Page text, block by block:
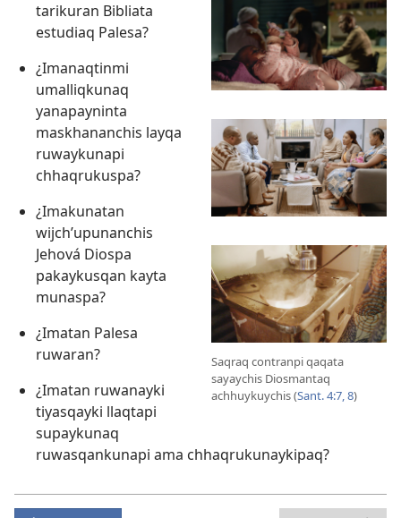
tarikuran Bibliata
estudiaq Palesa?
¿Imanaqtinmi
umalliqkunaq
yanapayninta
maskhananchis layqa
ruwaykunapi
chhaqrukuspa?
Saqraq contranpi qaqata
sayaychis Diosmantaq
achhuykuychis (Sant. 4:7, 8)
¿Imakunatan
wijch’upunanchis
Jehová Diospa
pakaykusqan kayta
munaspa?
¿Imatan Palesa
ruwaran?
¿Imatan ruwanayki
tiyasqayki llaqtapi
supaykunaq
ruwasqankunapi ama chhaqrukunaykipaq?